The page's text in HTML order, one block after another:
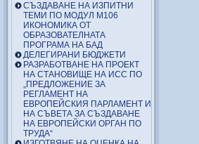
СЪЗДАВАНЕ НА ИЗПИТНИ
ТЕМИ ПО МОДУЛ М106
ИКОНОМИКА ОТ
ОБРАЗОВАТЕЛНАТА
ПРОГРАМА НА БАД
ДЕЛЕГИРАНИ БЮДЖЕТИ
РАЗРАБОТВАНЕ НА ПРОЕКТ
НА СТАНОВИЩЕ НА ИСС ПО
„ПРЕДЛОЖЕНИЕ ЗА
РЕГЛАМЕНТ НА
ЕВРОПЕЙСКИЯ ПАРЛАМЕНТ И
НА СЪВЕТА ЗА СЪЗДАВАНЕ
НА ЕВРОПЕЙСКИ ОРГАН ПО
ТРУДА“